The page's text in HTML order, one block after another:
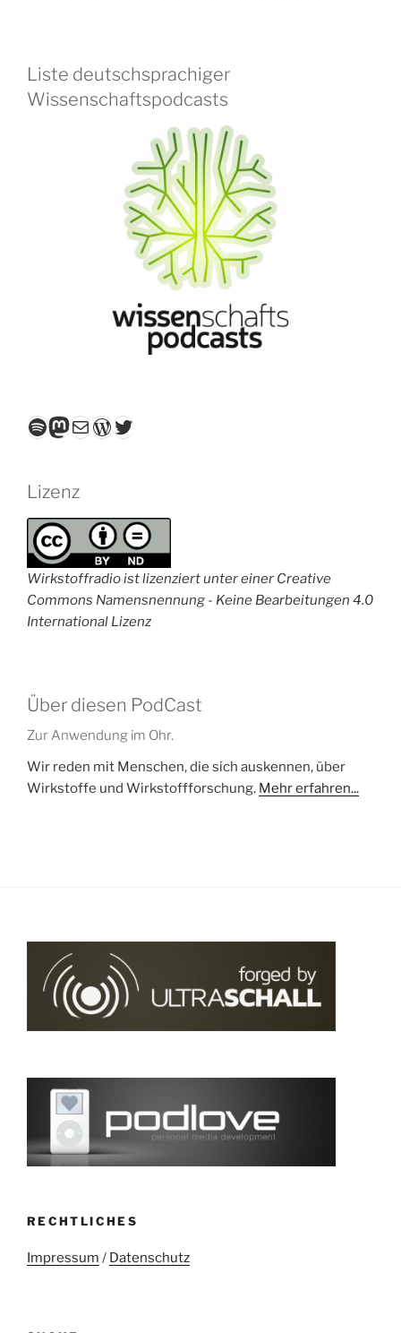
Liste deutschsprachiger
Wissenschaftspodcasts
Spotify
Mastodon
E-MailWordPress
Twitter
Lizenz
Wirkstoffradio ist lizenziert unter einer Creative
Commons Namensnennung - Keine Bearbeitungen 4.0
International Lizenz
Über diesen PodCast
Zur Anwendung im Ohr.
Wir reden mit Menschen, die sich auskennen, über
Wirkstoffe und Wirkstoffforschung. Mehr erfahren...
RECHTLICHES
Impressum / Datenschutz